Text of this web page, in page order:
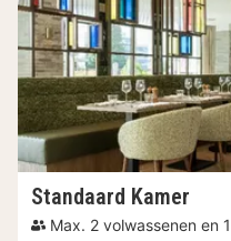
Standaard Kamer
Max. 2 volwassenen en